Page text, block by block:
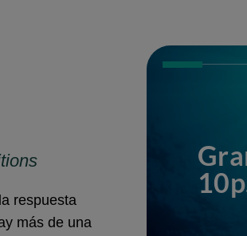
respuesta
más de una